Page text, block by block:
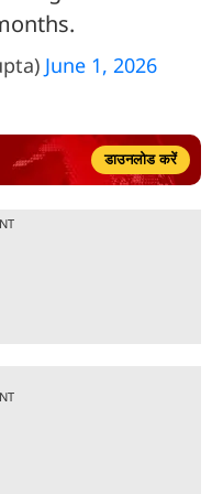
June 1, 2026
डाउनलोड करें